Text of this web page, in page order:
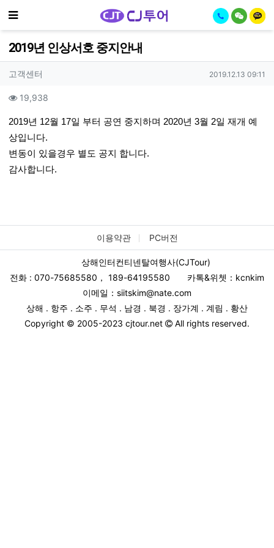
메뉴
2019년 인상서호 중지안내
작성자 정보
고객센터 작성일
2019.12.13 09:11
컨텐츠 정보
19,938
본문
2019년 12월 17일 부터 공연 중지하며 2020년 3월 2일 재개 예
상입니다.
변동이 있을경우 별도 공지 합니다.
감사합니다.
관련자료
이용약관 PC버전
상해인터컨티넨탈여행사(CJTour)
전화 : 070-75685580 ， 189-64195580
카톡&위쳇：kcnkim
이메일：siitskim@nate.com
상해 . 항주 . 소주 . 무석 . 남경 . 북경 . 장가계 . 계림 . 황산
Copyright © 2005-2023 cjtour.net
All rights reserved.